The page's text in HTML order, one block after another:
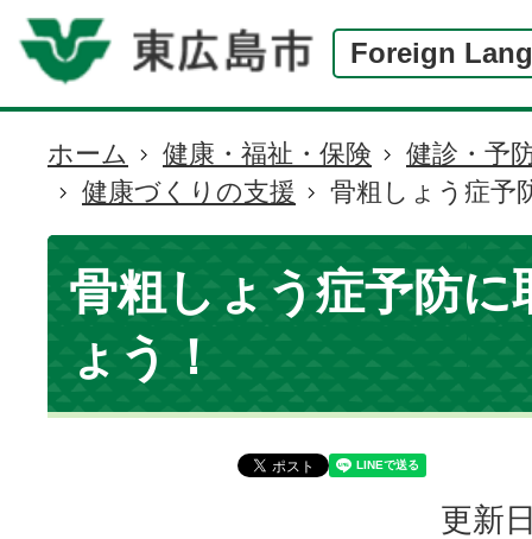
Foreign
現
在
の
置
ホーム 健康・福祉・保険
健診・予
健康づくりの支援
骨粗しょう症予
骨粗しょう症予防に
ょう！
更新